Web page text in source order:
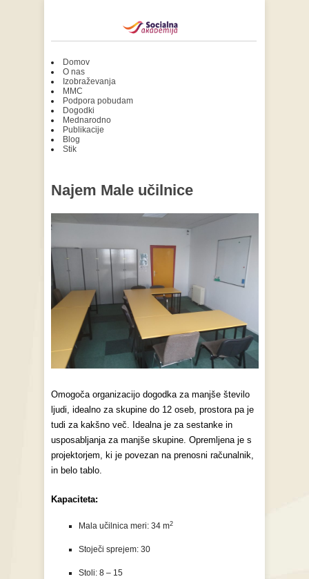
Domov
O nas
Izobraževanja
MMC
Podpora pobudam
Dogodki
Mednarodno
Publikacije
Blog
Stik
Najem Male učilnice
Omogoča organizacijo dogodka za manjše število
ljudi, idealno za skupine do 12 oseb, prostora pa je
tudi za kakšno več. Idealna je za sestanke in
usposabljanja za manjše skupine. Opremljena je s
projektorjem, ki je povezan na prenosni računalnik,
in belo tablo.
Kapaciteta:
Mala učilnica meri: 34 m2
Stoječi sprejem: 30
Stoli: 8 – 15